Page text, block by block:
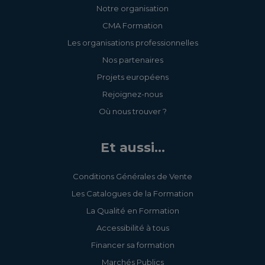
Notre organisation
CMA Formation
Les organisations professionnelles
Nos partenaires
Projets européens
Rejoignez-nous
Où nous trouver ?
Et aussi...
Conditions Générales de Vente
Les Catalogues de la Formation
La Qualité en Formation
Accessibilité à tous
Financer sa formation
Marchés Publics